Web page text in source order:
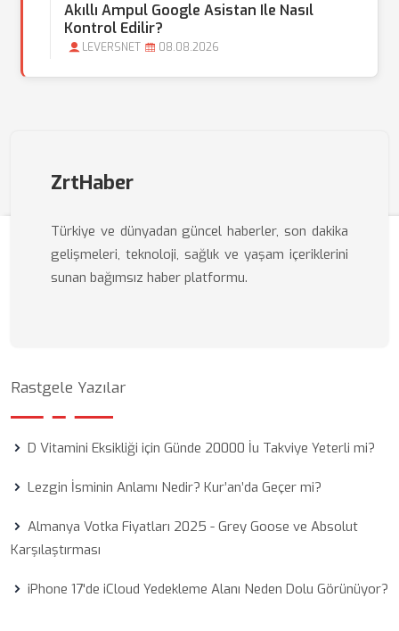
Akıllı Ampul Google Asistan Ile Nasıl
Kontrol Edilir?
LEVERSNET 08.08.2026
ZrtHaber
Türkiye ve dünyadan güncel haberler, son dakika
gelişmeleri, teknoloji, sağlık ve yaşam içeriklerini
sunan bağımsız haber platformu.
Rastgele Yazılar
D Vitamini Eksikliği için Günde 20000 İu Takviye Yeterli mi?
Lezgin İsminin Anlamı Nedir? Kur’an’da Geçer mi?
Almanya Votka Fiyatları 2025 - Grey Goose ve Absolut
Karşılaştırması
iPhone 17'de iCloud Yedekleme Alanı Neden Dolu Görünüyor?